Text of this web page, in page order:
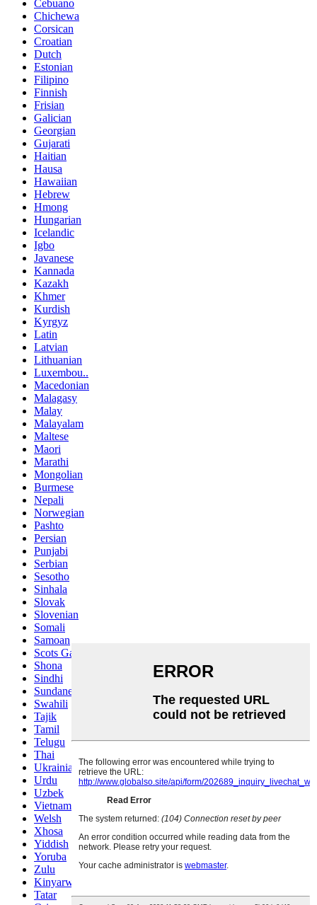
Cebuano
Chichewa
Corsican
Croatian
Dutch
Estonian
Filipino
Finnish
Frisian
Galician
Georgian
Gujarati
Haitian
Hausa
Hawaiian
Hebrew
Hmong
Hungarian
Icelandic
Igbo
Javanese
Kannada
Kazakh
Khmer
Kurdish
Kyrgyz
Latin
Latvian
Lithuanian
Luxembou..
Macedonian
Malagasy
Malay
Malayalam
Maltese
Maori
Marathi
Mongolian
Burmese
Nepali
Norwegian
Pashto
Persian
Punjabi
Serbian
Sesotho
Sinhala
Slovak
Slovenian
Somali
Samoan
Scots Gaelic
Shona
Sindhi
Sundanese
Swahili
Tajik
Tamil
Telugu
Thai
Ukrainian
Urdu
Uzbek
Vietnamese
Welsh
Xhosa
Yiddish
Yoruba
Zulu
Kinyarwanda
Tatar